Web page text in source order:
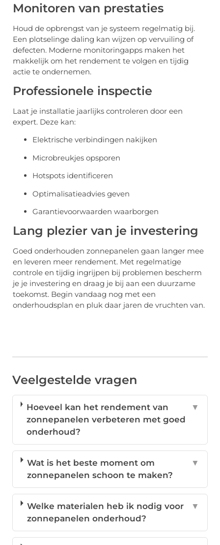
Monitoren van prestaties
Houd de opbrengst van je systeem regelmatig bij.
Een plotselinge daling kan wijzen op vervuiling of
defecten. Moderne monitoringapps maken het
makkelijk om het rendement te volgen en tijdig
actie te ondernemen.
Professionele inspectie
Laat je installatie jaarlijks controleren door een
expert. Deze kan:
Elektrische verbindingen nakijken
Microbreukjes opsporen
Hotspots identificeren
Optimalisatieadvies geven
Garantievoorwaarden waarborgen
Lang plezier van je investering
Goed onderhouden zonnepanelen gaan langer mee
en leveren meer rendement. Met regelmatige
controle en tijdig ingrijpen bij problemen bescherm
je je investering en draag je bij aan een duurzame
toekomst. Begin vandaag nog met een
onderhoudsplan en pluk daar jaren de vruchten van.
Veelgestelde vragen
Hoeveel kan het rendement van
zonnepanelen verbeteren met goed
onderhoud?
▼
Wat is het beste moment om
zonnepanelen schoon te maken?
▼
Welke materialen heb ik nodig voor
zonnepanelen onderhoud?
▼